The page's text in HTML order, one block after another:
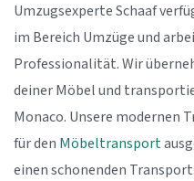
Umzugsexperte Schaaf
im Bereich Umzüge und
Professionalität. Wir
deiner Möbel und
Monaco. Unsere modernen
für den Möbeltransport
einen schonenden Transport.